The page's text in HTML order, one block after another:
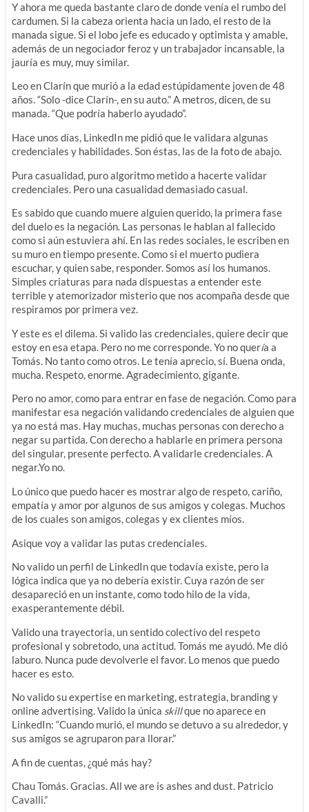
Y ahora me queda bastante claro de donde venía el rumbo del
cardumen. Si la cabeza orienta hacia un lado, el resto de la
manada sigue. Si el lobo jefe es educado y optimista y amable,
además de un negociador feroz y un trabajador incansable, la
jauría es muy, muy similar.
Leo en Clarín que murió a la edad estúpidamente joven de 48
años. “Solo -dice Clarín-, en su auto.” A metros, dicen, de su
manada. “Que podría haberlo ayudado”.
Hace unos días, LinkedIn me pidió que le validara algunas
credenciales y habilidades. Son éstas, las de la foto de abajo.
Pura casualidad, puro algoritmo metido a hacerte validar
credenciales. Pero una casualidad demasiado casual.
Es sabido que cuando muere alguien querido, la primera fase
del duelo es la negación. Las personas le hablan al fallecido
como si aún estuviera ahí. En las redes sociales, le escriben en
su muro en tiempo presente. Como si el muerto pudiera
escuchar, y quien sabe, responder. Somos así los humanos.
Simples criaturas para nada dispuestas a entender este
terrible y atemorizador misterio que nos acompaña desde que
respiramos por primera vez.
Y este es el dilema. Si valido las credenciales, quiere decir que
estoy en esa etapa. Pero no me corresponde. Yo no quería a
Tomás. No tanto como otros. Le tenía aprecio, sí. Buena onda,
mucha. Respeto, enorme. Agradecimiento, gigante.
Pero no amor, como para entrar en fase de negación. Como para
manifestar esa negación validando credenciales de alguien que
ya no está mas. Hay muchas, muchas personas con derecho a
negar su partida. Con derecho a hablarle en primera persona
del singular, presente perfecto. A validarle credenciales. A
negar.Yo no.
Lo único que puedo hacer es mostrar algo de respeto, cariño,
empatía y amor por algunos de sus amigos y colegas. Muchos
de los cuales son amigos, colegas y ex clientes míos.
Asique voy a validar las putas credenciales.
No valido un perfil de LinkedIn que todavía existe, pero la
lógica indica que ya no debería existir. Cuya razón de ser
desapareció en un instante, como todo hilo de la vida,
exasperantemente débil.
Valido una trayectoria, un sentido colectivo del respeto
profesional y sobretodo, una actitud. Tomás me ayudó. Me dió
laburo. Nunca pude devolverle el favor. Lo menos que puedo
hacer es esto.
No valido su expertise en marketing, estrategia, branding y
online advertising. Valido la única skillque no aparece en
LinkedIn: “Cuando murió, el mundo se detuvo a su alrededor, y
sus amigos se agruparon para llorar.”
A fin de cuentas, ¿qué más hay?
Chau Tomás. Gracias. All we are is ashes and dust. Patricio
Cavalli.”